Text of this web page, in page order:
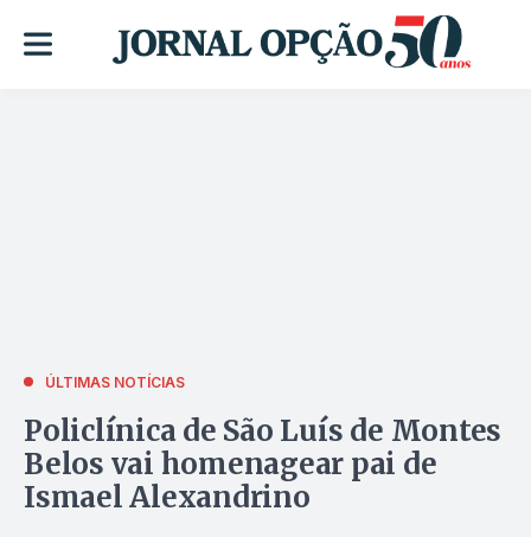
ÚLTIMAS NOTÍCIAS
Policlínica de São Luís de Montes
Belos vai homenagear pai de
Ismael Alexandrino